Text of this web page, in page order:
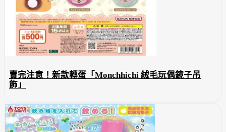
賣完注意！新款轉蛋「Monchhichi 絨毛玩偶鏡子吊
飾」